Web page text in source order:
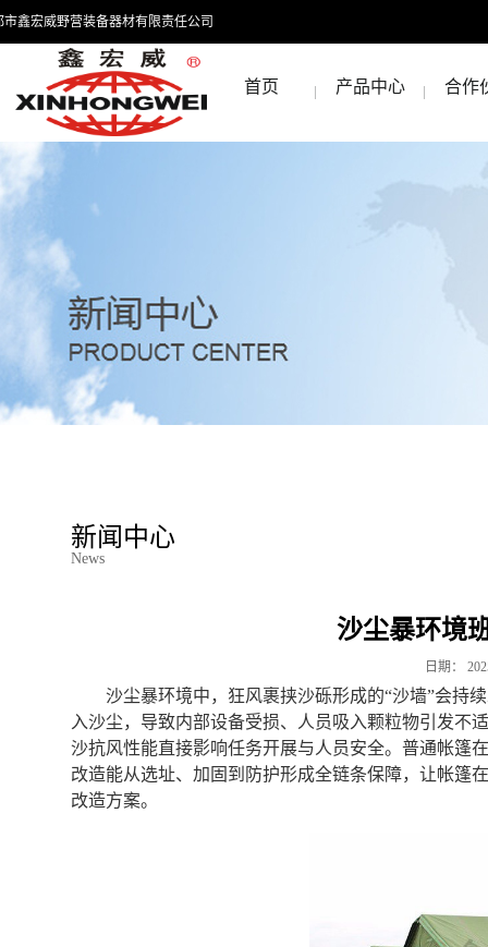
市鑫宏威野营装备器材有限责任公司
首页 产品中心 合作
新闻中心
News
沙尘暴环境
日期：
沙尘暴环境中，狂风裹挟沙砾形成的“沙墙”会持
入沙尘，导致内部设备受损、人员吸入颗粒物引发不
沙抗风性能直接影响任务开展与人员安全。普通帐篷
改造能从选址、加固到防护形成全链条保障，让帐篷
改造方案。